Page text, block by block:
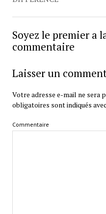
Soyez le premier a
commentaire
Laisser un
Votre adresse e-mail ne sera
obligatoires sont indiqués avec
Commentaire